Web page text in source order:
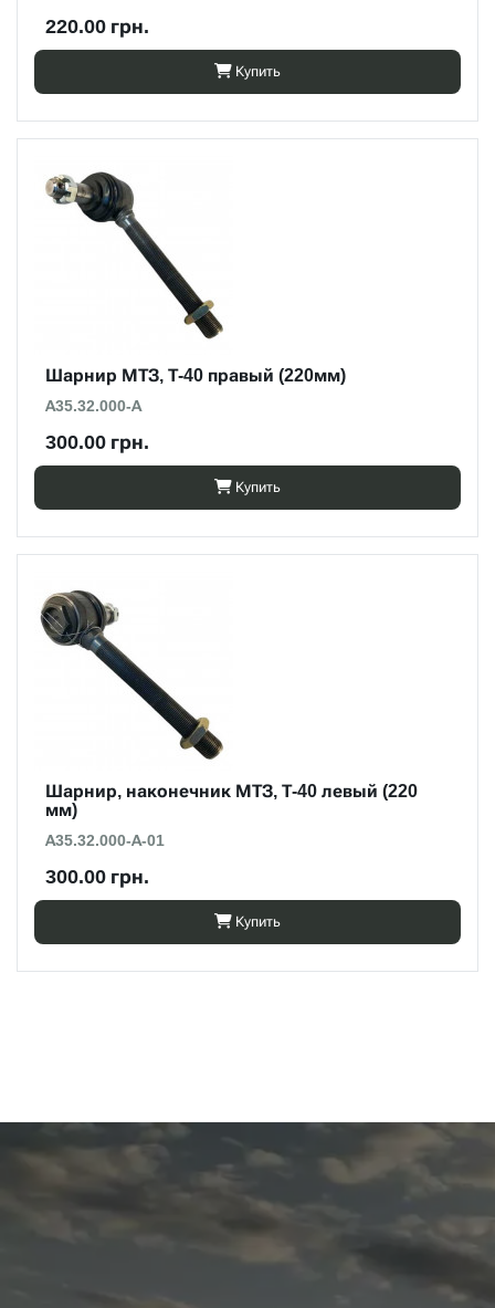
220.00 грн.
Купить
Шарнир МТЗ, Т-40 правый (220мм)
А35.32.000-А
300.00 грн.
Купить
Шарнир, наконечник МТЗ, Т-40 левый (220
мм)
А35.32.000-А-01
300.00 грн.
Купить